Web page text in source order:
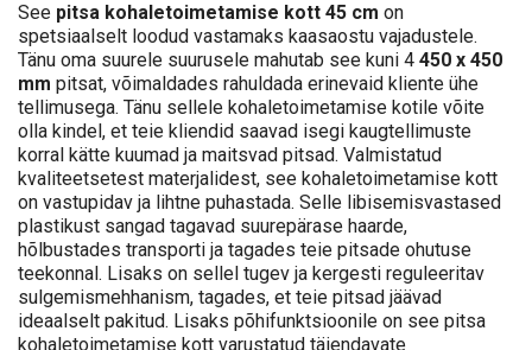
See pitsa kohaletoimetamise kott 45 cm on
spetsiaalselt loodud vastamaks kaasaostu vajadustele.
Tänu oma suurele suurusele mahutab see kuni 4 450 x 450
mm pitsat, võimaldades rahuldada erinevaid kliente ühe
tellimusega. Tänu sellele kohaletoimetamise kotile võite
olla kindel, et teie kliendid saavad isegi kaugtellimuste
korral kätte kuumad ja maitsvad pitsad. Valmistatud
kvaliteetsetest materjalidest, see kohaletoimetamise kott
on vastupidav ja lihtne puhastada. Selle libisemisvastased
plastikust sangad tagavad suurepärase haarde,
hõlbustades transporti ja tagades teie pitsade ohutuse
teekonnal. Lisaks on sellel tugev ja kergesti reguleeritav
sulgemismehhanism, tagades, et teie pitsad jäävad
ideaalselt pakitud. Lisaks põhifunktsioonile on see pitsa
kohaletoimetamise kott varustatud täiendavate